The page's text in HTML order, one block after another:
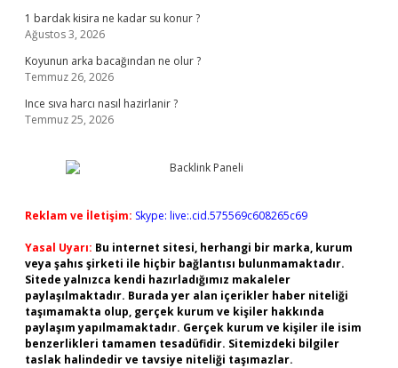
1 bardak kisira ne kadar su konur ?
Ağustos 3, 2026
Koyunun arka bacağından ne olur ?
Temmuz 26, 2026
Ince sıva harcı nasıl hazirlanir ?
Temmuz 25, 2026
Reklam ve İletişim: Skype: live:.cid.575569c608265c69
Yasal Uyarı: Bu internet sitesi, herhangi bir marka, kurum
veya şahıs şirketi ile hiçbir bağlantısı bulunmamaktadır.
Sitede yalnızca kendi hazırladığımız makaleler
paylaşılmaktadır. Burada yer alan içerikler haber niteliği
taşımamakta olup, gerçek kurum ve kişiler hakkında
paylaşım yapılmamaktadır. Gerçek kurum ve kişiler ile isim
benzerlikleri tamamen tesadüfidir. Sitemizdeki bilgiler
taslak halindedir ve tavsiye niteliği taşımazlar.